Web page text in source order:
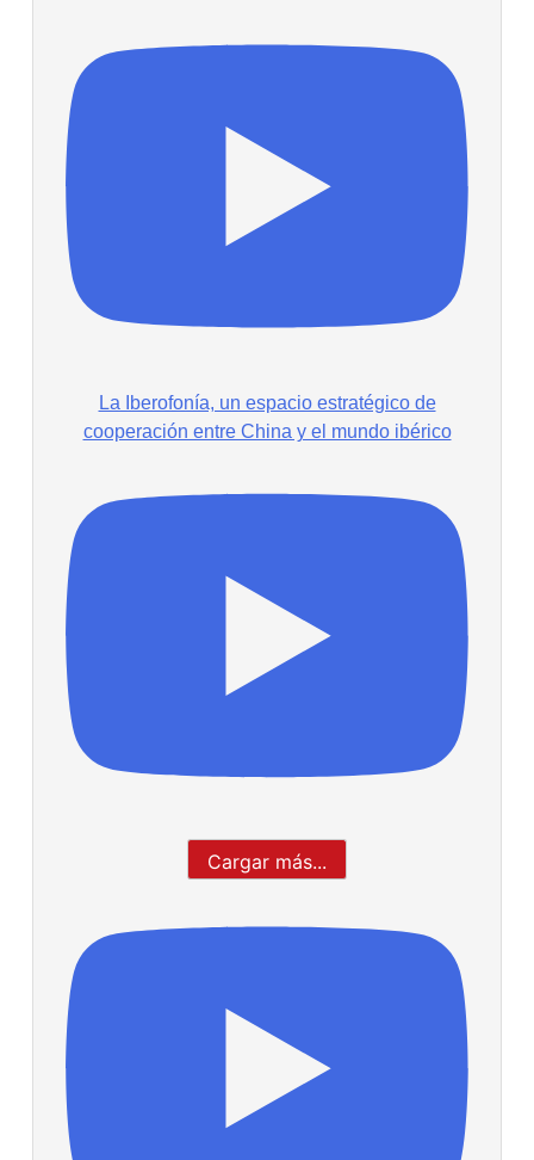
La Iberofonía, un espacio estratégico de
cooperación entre China y el mundo ibérico
Cargar más...